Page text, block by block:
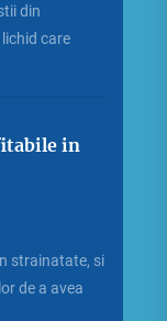
din
care
in
strainatate, si
de a avea